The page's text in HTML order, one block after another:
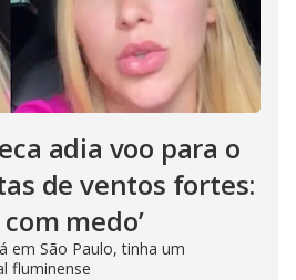
adia voo para o
de ventos fortes:
medo’
em São Paulo, tinha um
fluminense